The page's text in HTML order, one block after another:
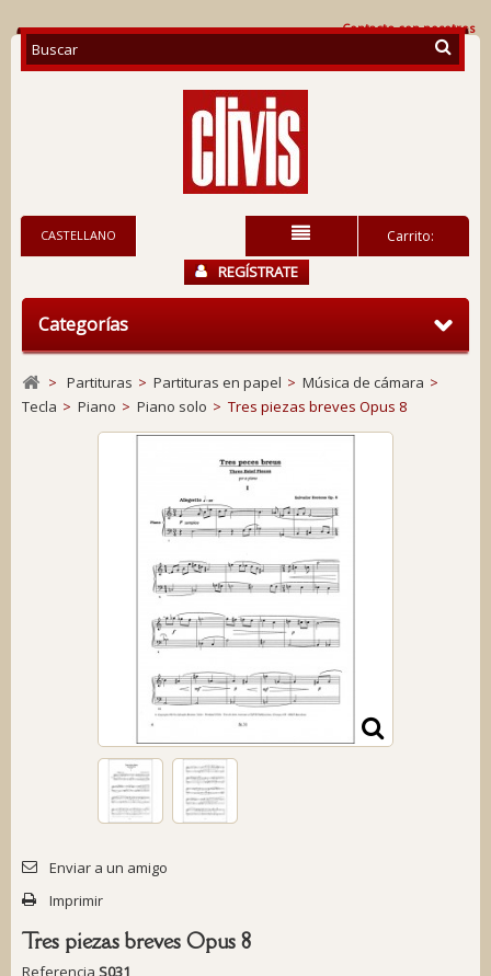
Contacte con nosotros
Carrito:
CASTELLANO
REGÍSTRATE
Categorías
> Partituras > Partituras en papel > Música de cámara >
Tecla > Piano > Piano solo > Tres piezas breves Opus 8
Enviar a un amigo
Imprimir
Tres piezas breves Opus 8
Referencia S031